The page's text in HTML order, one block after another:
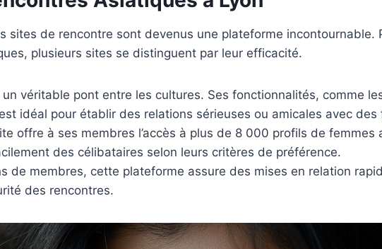
sites de rencontre sont devenus une plateforme incontournable.
plusieurs sites se distinguent par leur efficacité.
véritable pont entre les cultures. Ses fonctionnalités, comme
idéal pour établir des relations sérieuses ou amicales avec des
offre à ses membres l’accès à plus de 8 000 profils de femmes
des célibataires selon leurs critères de préférence.
de membres, cette plateforme assure des mises en relation
des rencontres.